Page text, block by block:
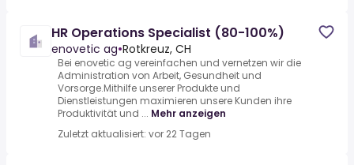
HR Operations Specialist (80-100%)
enovetic ag•Rotkreuz, CH
Bei enovetic ag vereinfachen und vernetzen wir die
Administration von Arbeit, Gesundheit und
Vorsorge.Mithilfe unserer Produkte und
Dienstleistungen maximieren unsere Kunden ihre
Produktivität und ... Mehr anzeigen
Zuletzt aktualisiert: vor 22 Tagen